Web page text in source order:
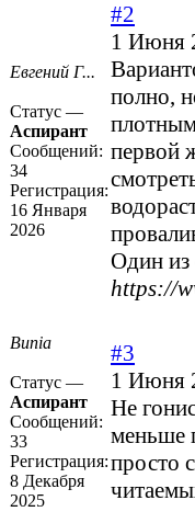
Евгений Г...
Статус —
Аспирант
Сообщений:
34
Регистрация:
16 Января
2026
#2
1 Июня
полно,
первой
Один из
https://
Bunia
Статус —
Аспирант
Сообщений:
33
Регистрация:
8 Декабря
2025
#3
1 Июня
Не
меньше
просто